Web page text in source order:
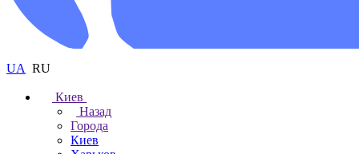
UA RU
Киев
Назад
Города
Киев